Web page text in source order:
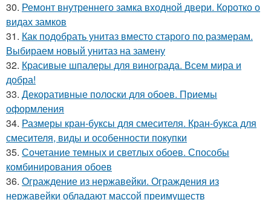
30. Ремонт внутреннего замка входной двери. Коротко о
видах замков
31. Как подобрать унитаз вместо старого по размерам.
Выбираем новый унитаз на замену
32. Красивые шпалеры для винограда. Всем мира и
добра!
33. Декоративные полоски для обоев. Приемы
оформления
34. Размеры кран-буксы для смесителя. Кран-букса для
смесителя, виды и особенности покупки
35. Сочетание темных и светлых обоев. Способы
комбинирования обоев
36. Ограждение из нержавейки. Ограждения из
нержавейки обладают массой преимуществ